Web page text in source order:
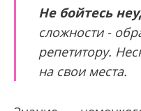
Не бойтесь
сложности -
репетитору.
на свои места.